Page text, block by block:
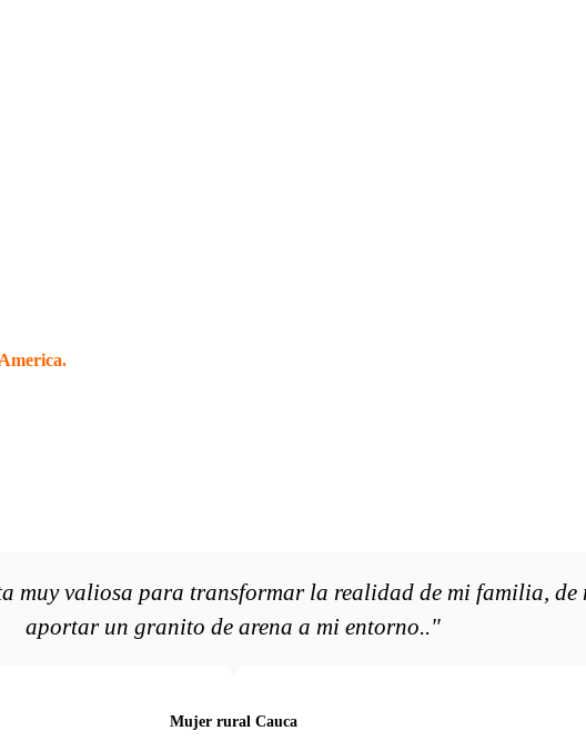
muy valiosa para transformar la realidad de mi familia, de
aportar un granito de arena a mi entorno.."
Mujer rural Cauca